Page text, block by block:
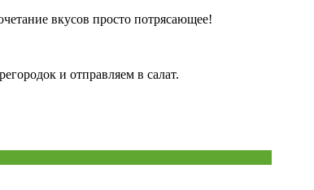
вкусов просто потрясающее!
и отправляем в салат.